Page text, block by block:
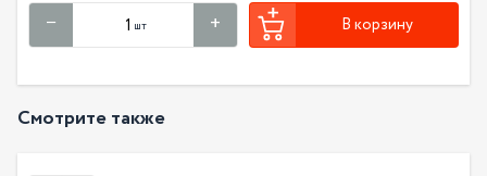
шт В корзину
Смотрите также